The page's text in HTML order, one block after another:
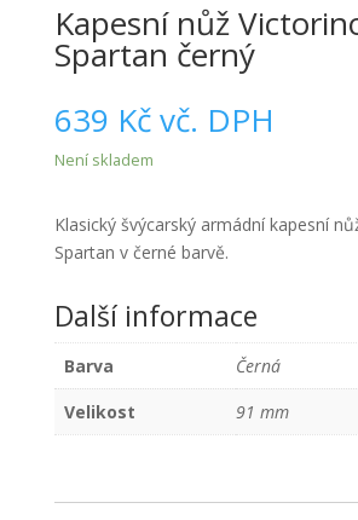
Kapesní nůž
Spartan černý
639 Kč vč. DPH
Není skladem
Klasický švýcarský armádní kapesní
Spartan v černé barvě.
Další informace
Barva
Černá
Velikost
91 mm